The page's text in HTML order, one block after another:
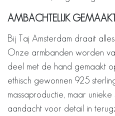
AMBACHTELIJK
Bij Taj Amsterdam draait
Onze armbanden worden
deel met de hand gemaakt
ethisch gewonnen 925
massaproductie, maar
aandacht voor detail in